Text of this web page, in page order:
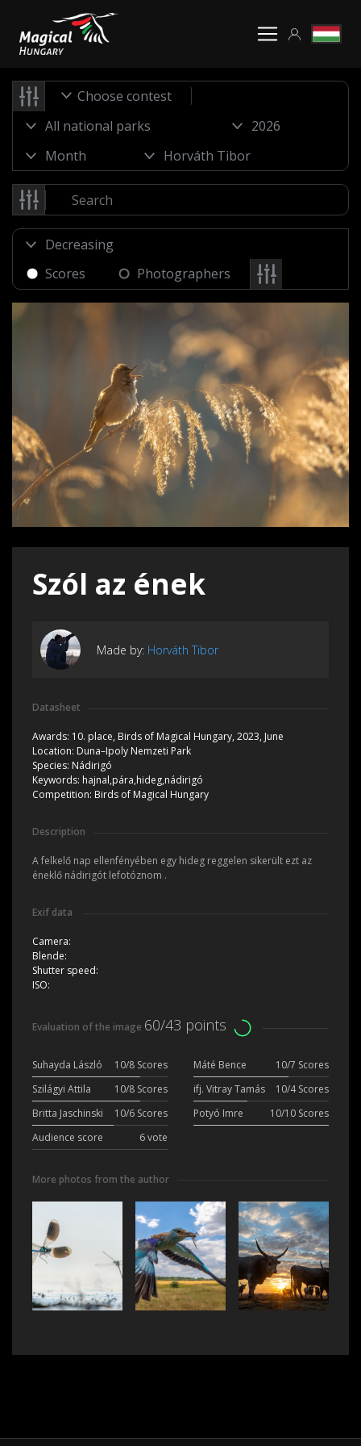
Choose contest
Scores Photographers
Szól az ének
Made by: Horváth Tibor
Datasheet
Awards: 10. place, Birds of Magical Hungary, 2023, June
Location: Duna–Ipoly Nemzeti Park
Species: Nádirigó
Keywords: hajnal,pára,hideg,nádirigó
Competition: Birds of Magical Hungary
Description
A felkelő nap ellenfényében egy hideg reggelen sikerült ezt az
éneklő nádirigót lefotóznom .
Exif data
Camera:
Blende:
Shutter speed:
ISO:
Evaluation of the image 60/43 points
Suhayda László 10/8 Scores Máté Bence
10/7 Scores
Szilágyi Attila
10/8 Scores ifj. Vitray Tamás
10/4 Scores
Britta Jaschinski
10/6 Scores Potyó Imre
10/10 Scores
Audience score
6 vote
More photos from the author